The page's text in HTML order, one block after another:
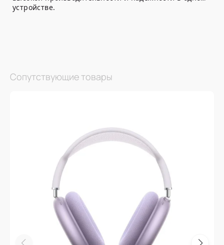
устройстве.
Сопутствующие товары